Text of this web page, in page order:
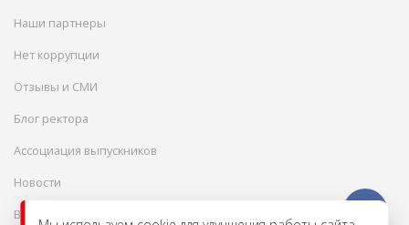
Наши партнеры
Нет коррупции
Отзывы и СМИ
Блог ректора
Ассоциация выпускников
Новости
Вакансии